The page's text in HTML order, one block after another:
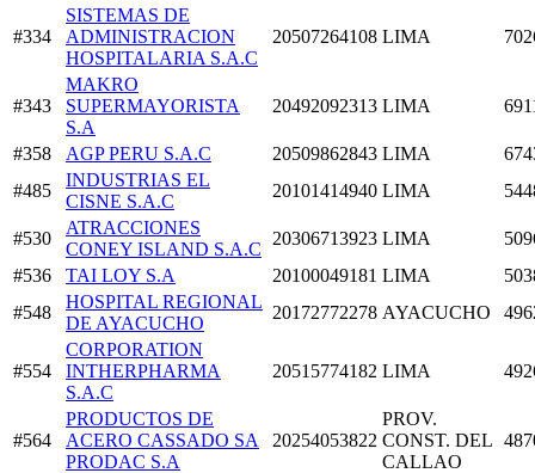
#334
SISTEMAS DE
ADMINISTRACION
HOSPITALARIA S.A.C
20507264108 LIMA
#343
MAKRO
SUPERMAYORISTA
S.A
20492092313 LIMA
#358 AGP PERU S.A.C 20509862843 LIMA
#485
INDUSTRIAS EL
CISNE S.A.C
20101414940 LIMA
#530
ATRACCIONES
CONEY ISLAND S.A.C
20306713923 LIMA
#536
TAI LOY S.A 20100049181 LIMA
#548
HOSPITAL REGIONAL
DE AYACUCHO
20172772278 AYACUCHO
#554
CORPORATION
INTHERPHARMA
S.A.C
20515774182 LIMA
#564
PRODUCTOS DE
ACERO CASSADO SA
PRODAC S.A
20254053822
PROV.
CONST. DEL
CALLAO